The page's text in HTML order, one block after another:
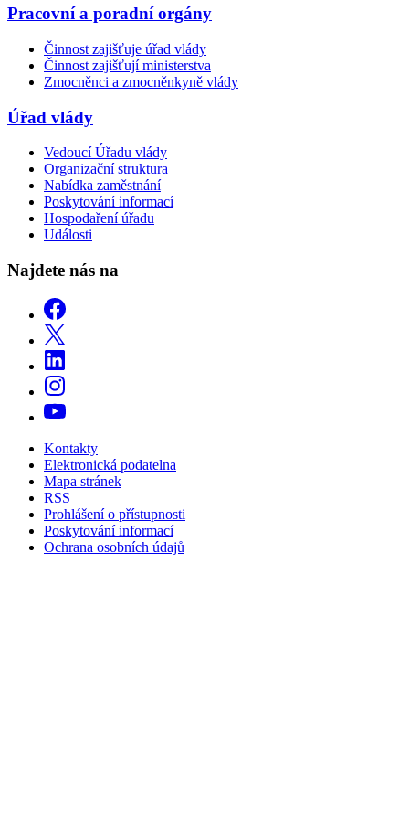
Pracovní a poradní orgány
Činnost zajišťuje úřad vlády
Činnost zajišťují ministerstva
Zmocněnci a zmocněnkyně vlády
Úřad vlády
Vedoucí Úřadu vlády
Organizační struktura
Nabídka zaměstnání
Poskytování informací
Hospodaření úřadu
Události
Najdete nás na
Kontakty
Elektronická podatelna
Mapa stránek
RSS
Prohlášení o přístupnosti
Poskytování informací
Ochrana osobních údajů